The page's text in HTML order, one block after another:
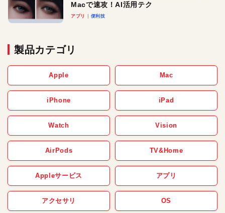
Macで速攻！AI活用テク
アプリ 便利技
製品カテゴリ
Apple Mac
iPhone iPad
Watch Vision
AirPods TV&Home
Appleサービス アプリ
アクセサリ OS